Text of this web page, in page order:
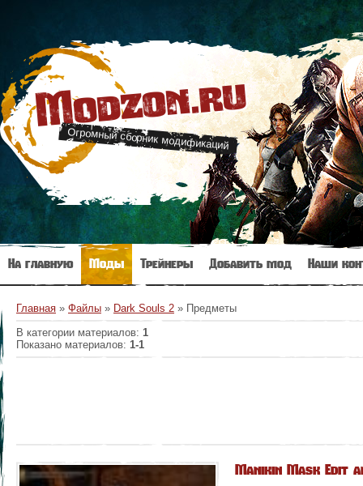
Modzon.ru
Огромный сборник модификаций
На главную Моды Трейнеры Добавить мод Наши
Главная » Файлы » Dark Souls 2 » Предметы
В категории материалов: 1
Показано материалов: 1-1
Manikin Mask Edit